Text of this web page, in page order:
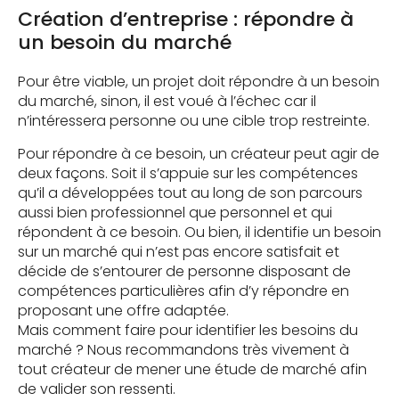
Création d’entreprise : répondre à
un besoin du marché
Pour être viable, un projet doit répondre à un besoin
du marché, sinon, il est voué à l’échec car il
n’intéressera personne ou une cible trop restreinte.
Pour répondre à ce besoin, un créateur peut agir de
deux façons. Soit il s’appuie sur les compétences
qu’il a développées tout au long de son parcours
aussi bien professionnel que personnel et qui
répondent à ce besoin. Ou bien, il identifie un besoin
sur un marché qui n’est pas encore satisfait et
décide de s’entourer de personne disposant de
compétences particulières afin d’y répondre en
proposant une offre adaptée.
Mais comment faire pour identifier les besoins du
marché ? Nous recommandons très vivement à
tout créateur de mener une étude de marché afin
de valider son ressenti.